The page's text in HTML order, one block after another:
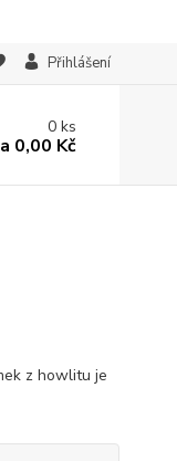
Přihlášení
0ks
0,00 Kč
z howlitu je